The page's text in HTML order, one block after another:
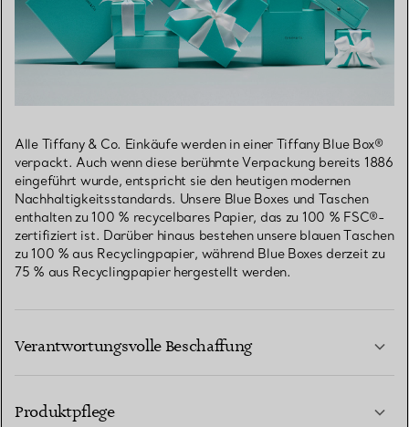
Alle Tiffany & Co. Einkäufe werden in einer Tiffany Blue Box®
verpackt. Auch wenn diese berühmte Verpackung bereits 1886
eingeführt wurde, entspricht sie den heutigen modernen
Nachhaltigkeitsstandards. Unsere Blue Boxes und Taschen
enthalten zu 100 % recycelbares Papier, das zu 100 % FSC®-
zertifiziert ist. Darüber hinaus bestehen unsere blauen Taschen
zu 100 % aus Recyclingpapier, während Blue Boxes derzeit zu
75 % aus Recyclingpapier hergestellt werden.
Verantwortungsvolle Beschaffung
Produktpflege